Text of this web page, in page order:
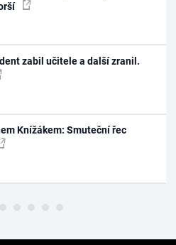
zabil učitele a další zranil.
Knížákem: Smuteční řec